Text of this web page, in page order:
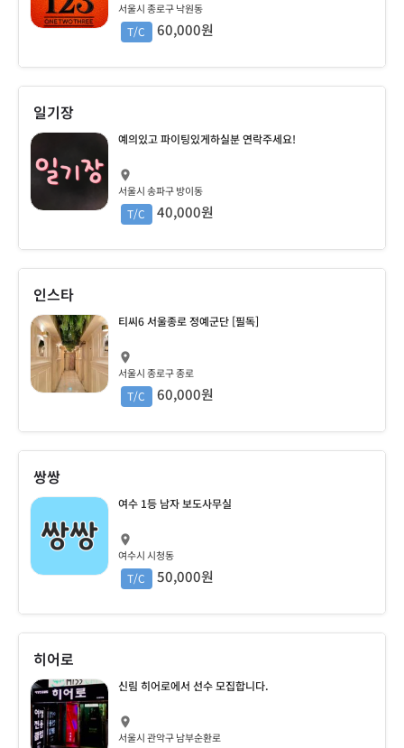
서울시 종로구 낙원동
T/C 60,000원
일기장
예의있고 파이팅있게하실분 연락주세요!
서울시 송파구 방이동
T/C 40,000원
인스타
티씨6 서울종로 정예군단 [필독]
서울시 종로구 종로
T/C 60,000원
쌍쌍
여수 1등 남자 보도사무실
여수시 시청동
T/C 50,000원
히어로
신림 히어로에서 선수 모집합니다.
서울시 관악구 남부순환로